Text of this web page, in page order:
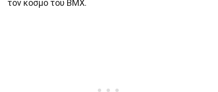
τον κόσμο του BMX.